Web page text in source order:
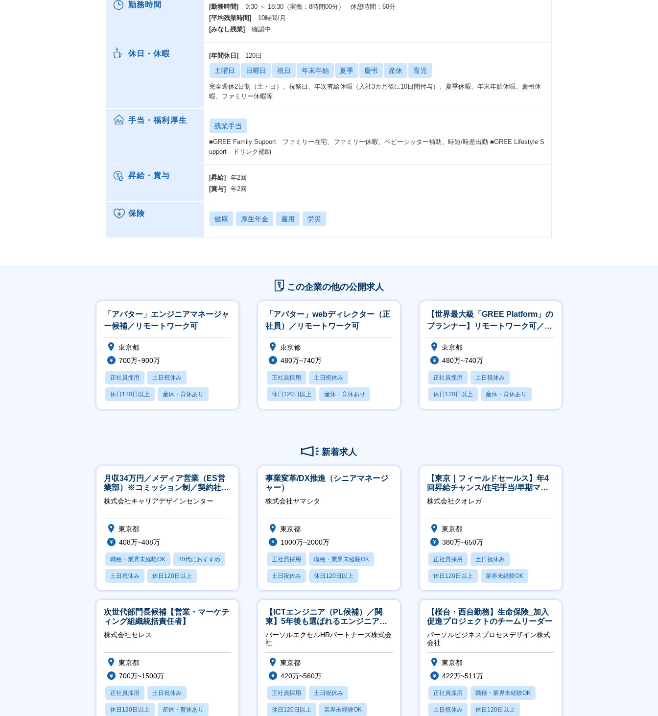
勤務時間 [勤務時間]
9:30 ～ 18:30（実働：8時間00分） 休憩時間：60分
[平均残業時間]
10時間/月
[みなし残業]
確認中
休日・休暇 [年間休日] 120日
土曜日 日曜日 祝日 年末年始 夏季 慶弔 産休 育児
完全週休2日制（土・日）、祝祭日、年次有給休暇（入社3カ月後に10日間付与）、夏季休暇、年末年始休暇、慶弔休
暇、ファミリー休暇等
手当・福利厚生
残業手当
■GREE Family Support ファミリー在宅、ファミリー休暇、ベビーシッター補助、時短/時差出勤 ■GREE Lifestyle S
upport ドリンク補助
昇給・賞与 [昇給]
年2回
[賞与]
年2回
保険
健康 厚生年金 雇用 労災
この企業の他の公開求人
「アバター」エンジニアマネージャ
ー候補／リモートワーク可
東京都
700万~900万
正社員採用 土日祝休み
休日120日以上 産休・育休あり
月残業20時間以内
「アバター」webディレクター（正
社員）／リモートワーク可
東京都
480万~740万
正社員採用 土日祝休み
休日120日以上 産休・育休あり
月残業20時間以内
【世界最大級「GREE Platform」の
プランナー】リモートワーク可／全
世界で2.3億ユーザー
東京都
480万~740万
正社員採用 土日祝休み
休日120日以上 産休・育休あり
賞与あり
新着求人
月収34万円／メディア営業（ES営
業部）※コミッション制／契約社員
※4年目以降無期化
株式会社キャリアデザインセンター
東京都
408万~408万
職種・業界未経験OK 20代におすすめ
土日祝休み 休日120日以上
産休・育休あり
事業変革/DX推進（シニアマネージ
ャー）
株式会社ヤマシタ
東京都
1000万~2000万
正社員採用 職種・業界未経験OK
土日祝休み 休日120日以上
産休・育休あり
【東京｜フィールドセールス】年4
回昇給チャンス/住宅手当/早期マネ
ジメント機会あり！
株式会社クオレガ
東京都
380万~650万
正社員採用 土日祝休み
休日120日以上 業界未経験OK
産休・育休あり
次世代部門長候補【営業・マーケテ
ィング組織統括責任者】
株式会社セレス
東京都
700万~1500万
正社員採用 土日祝休み
休日120日以上 産休・育休あり
【ICTエンジニア（PL候補）／関
東】5年後も選ばれるエンジニアへ
／チーム運営・体制構築
パーソルエクセルHRパートナーズ株式会
社
東京都
420万~560万
正社員採用 土日祝休み
休日120日以上 業界未経験OK
【桜台・西台勤務】生命保険_加入
促進プロジェクトのチームリーダー
パーソルビジネスプロセスデザイン株式
会社
東京都
422万~511万
正社員採用 職種・業界未経験OK
土日祝休み 休日120日以上